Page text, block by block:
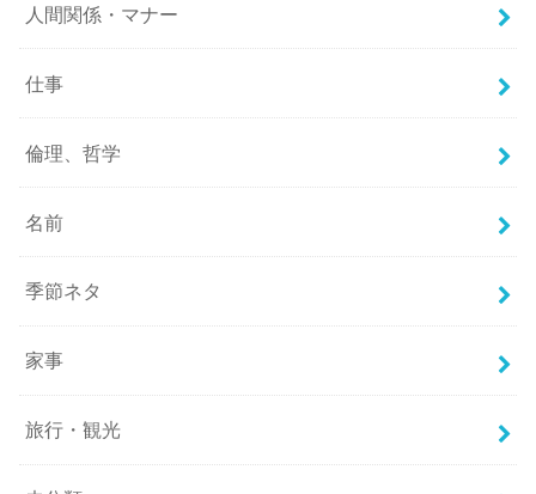
人間関係・マナー
仕事
倫理、哲学
名前
季節ネタ
家事
旅行・観光